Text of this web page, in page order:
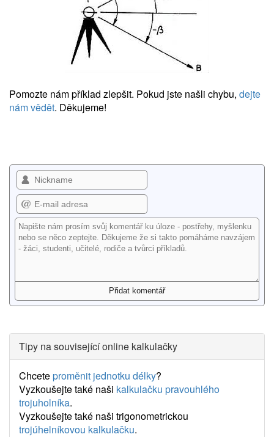
Pomozte nám příklad zlepšit. Pokud jste našli chybu, dejte
nám vědět. Děkujeme!
Tipy na související online kalkulačky
Chceteproměnit jednotku délky?
Vyzkoušejte také naši kalkulačku pravouhlého
trojuholníka.
Vyzkoušejte také naši trigonometrickou
trojúhelníkovou kalkulačku.